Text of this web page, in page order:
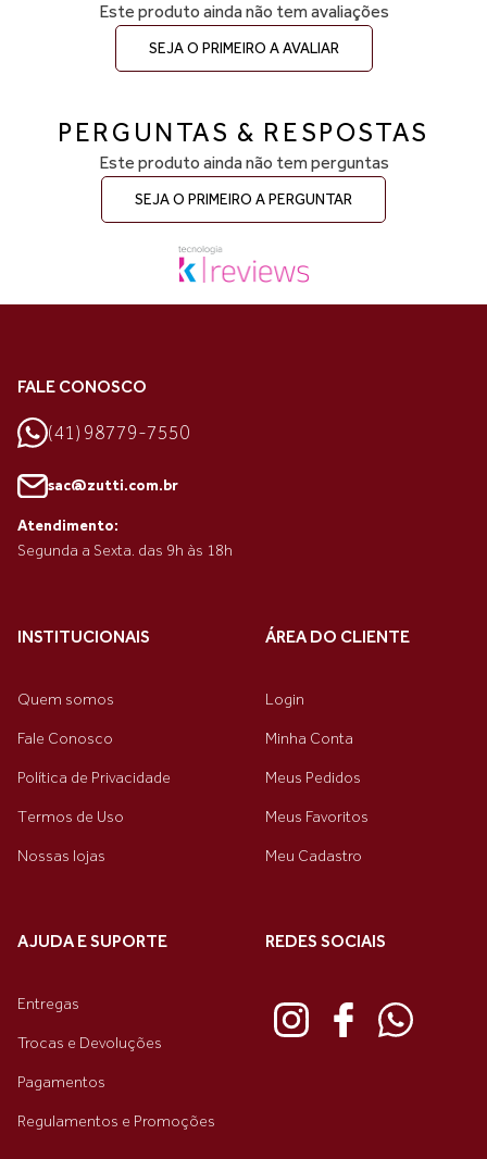
Este produto ainda não tem avaliações
SEJA O PRIMEIRO A AVALIAR
PERGUNTAS & RESPOSTAS
Este produto ainda não tem perguntas
SEJA O PRIMEIRO A PERGUNTAR
FALE CONOSCO
(41) 98779-7550
sac@zutti.com.br
Atendimento:
Segunda a Sexta. das 9h às 18h
INSTITUCIONAIS
Quem somos
Fale Conosco
Política de Privacidade
Termos de Uso
Nossas lojas
ÁREA DO CLIENTE
Login
Minha Conta
Meus Pedidos
Meus Favoritos
Meu Cadastro
AJUDA E SUPORTE
Entregas
Trocas e Devoluções
Pagamentos
Regulamentos e Promoções
REDES SOCIAIS